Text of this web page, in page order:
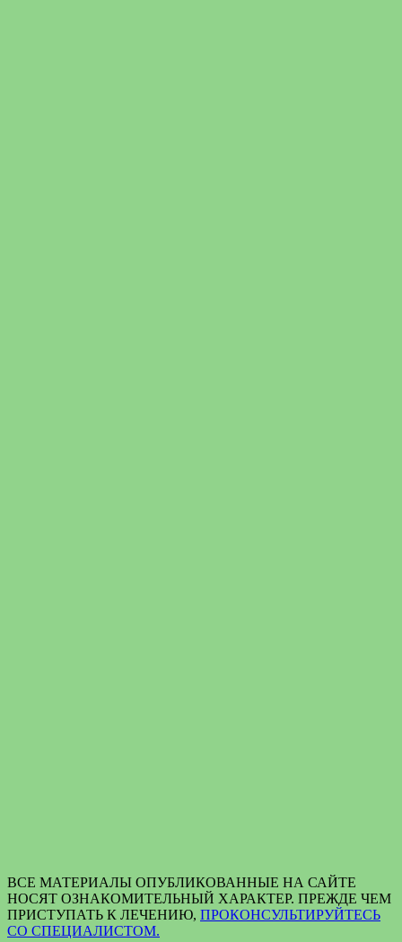
ВСЕ МАТЕРИАЛЫ ОПУБЛИКОВАННЫЕ НА САЙТЕ
НОСЯТ ОЗНАКОМИТЕЛЬНЫЙ ХАРАКТЕР. ПРЕЖДЕ ЧЕМ
ПРИСТУПАТЬ К ЛЕЧЕНИЮ, ПРОКОНСУЛЬТИРУЙТЕСЬ
СО СПЕЦИАЛИСТОМ.